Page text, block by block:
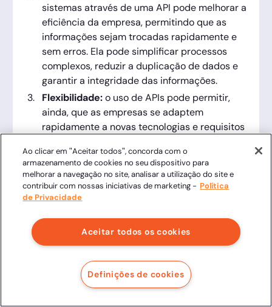
sistemas através de uma API pode melhorar a
eficiência da empresa, permitindo que as
informações sejam trocadas rapidamente e
sem erros. Ela pode simplificar processos
complexos, reduzir a duplicação de dados e
garantir a integridade das informações.
Flexibilidade:o uso de APIs pode permitir,
ainda, que as empresas se adaptem
rapidamente a novas tecnologias e requisitos
permanecer competitivas em um ambiente
em constante mudança.
Melhoria da experiência do usuário:essa
integração pode melhorar a experiência do
usuário, permitindo que os sistemas se
comuniquem e troquem informações de forma
transparente, ajudando a reduzir os tempos
de espera e aumentando a eficácia do
Segurança:finalmente, o uso de uma API
Ao clicar em "Aceitar todos", concorda com o
armazenamento de cookies no seu dispositivo para
melhorar a navegação no site, analisar a utilização do site e
contribuir com nossas iniciativas de marketing - Política
de Privacidade
Aceitar todos os cookies
Definições de cookies